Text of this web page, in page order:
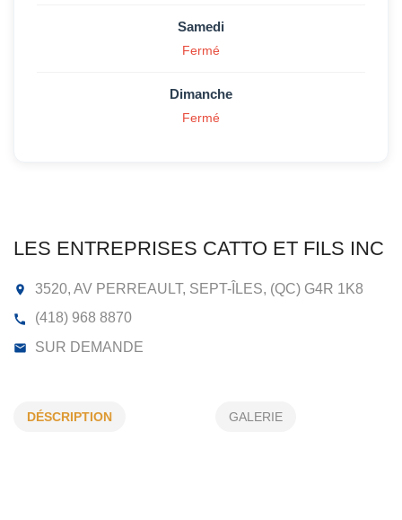
3520, AV PERREAULT, SEPT-ÎLES, (QC)
DÉSCRIPTION GALERIE
Samedi
Fermé
Dimanche
Fermé